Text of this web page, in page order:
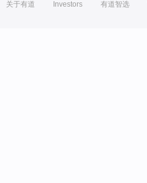
关于有道 Investors 有道智选